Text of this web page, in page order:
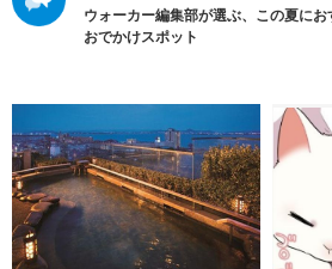
ウォーカー編集部が選ぶ、この夏に
おでかけスポット